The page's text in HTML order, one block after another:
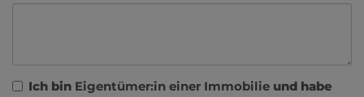
Ich bin Eigentümer:in einer Immobilie und habe